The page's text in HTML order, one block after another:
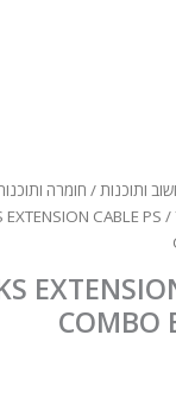
ותוכנות/ חומרה
EXTENSION CABLE PS
COMBO